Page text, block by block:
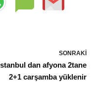
SONRAKI
dan afyona 2tane
2+1 carşamba yüklenir